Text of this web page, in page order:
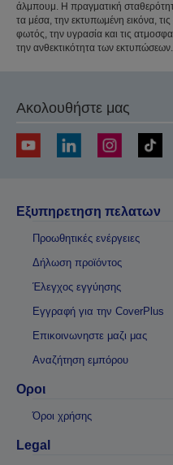
άλμπουμ. Η πραγματική
τα μέσα, την εκτυπωμένη εικόνα,
φωτός, την υγρασία και τις
την ανθεκτικότητα των εκτυπώσεων.
Ακολουθήστε μας
Εξυπηρετηση πελατων
Προωθητικές ενέργειες
Δήλωση προϊόντος
Έλεγχος εγγύησης
Εγγραφή για την CoverPlus
Επικοινωνηστε μαζι μας
Αναζήτηση εμπόρου
Οροι
Όροι χρήσης
Legal